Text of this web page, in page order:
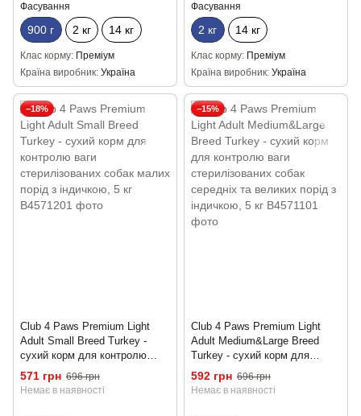
Фасування
900 г 2 кг 14 кг
Клас корму Преміум
Країна виробник Україна
Фасування
2 кг 14 кг
Клас корму Преміум
Країна виробник Україна
−18%
Club 4 Paws Premium Light
Adult Small Breed Turkey -
сухий корм для контролю
ваги стерилізованих собак
малих порід з індичкою, 5 кг
571 грн 696 грн
Немає в наявності
−15%
Club 4 Paws Premium Light
Adult Medium&Large Breed
Turkey - сухий корм для
контролю ваги стерилізованих
собак середніх та великих
592 грн 696 грн
Немає в наявності